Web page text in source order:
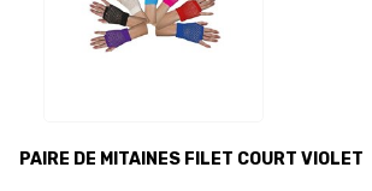
PAIRE DE MITAINES FILET COURT VIOLET